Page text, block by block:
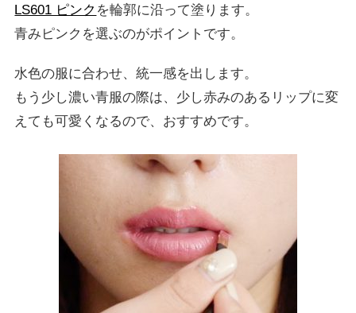
LS601 ピンク を輪郭に沿って塗ります。
青みピンクを選ぶのがポイントです。
水色の服に合わせ、統一感を出します。
もう少し濃い青服の際は、少し赤みのあるリップに変
えても可愛くなるので、おすすめです。